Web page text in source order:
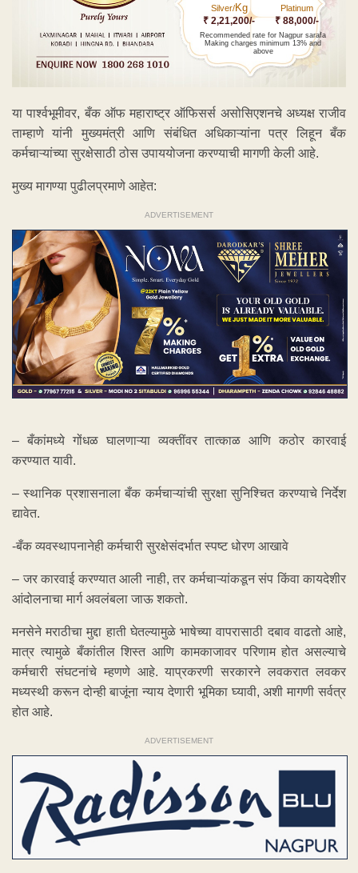
Silver/Kg
₹ 2,21,200/-
Platinum
₹ 88,000/-
Recommended rate for Nagpur sarafa
Making charges minimum 13% and
above
या पार्श्वभूमीवर, बँक ऑफ महाराष्ट्र ऑफिसर्स असोसिएशनचे अध्यक्ष राजीव
ताम्हाणे यांनी मुख्यमंत्री आणि संबंधित अधिकाऱ्यांना पत्र लिहून बँक
कर्मचाऱ्यांच्या सुरक्षेसाठी ठोस उपाययोजना करण्याची मागणी केली आहे.
मुख्य मागण्या पुढीलप्रमाणे आहेत:
ADVERTISEMENT
– बँकांमध्ये गोंधळ घालणाऱ्या व्यक्तींवर तात्काळ आणि कठोर कारवाई
करण्यात यावी.
– स्थानिक प्रशासनाला बँक कर्मचाऱ्यांची सुरक्षा सुनिश्चित करण्याचे निर्देश
द्यावेत.
-बँक व्यवस्थापनानेही कर्मचारी सुरक्षेसंदर्भात स्पष्ट धोरण आखावे
– जर कारवाई करण्यात आली नाही, तर कर्मचाऱ्यांकडून संप किंवा कायदेशीर
आंदोलनाचा मार्ग अवलंबला जाऊ शकतो.
मनसेने मराठीचा मुद्दा हाती घेतल्यामुळे भाषेच्या वापरासाठी दबाव वाढतो आहे,
मात्र त्यामुळे बँकांतील शिस्त आणि कामकाजावर परिणाम होत असल्याचे
कर्मचारी संघटनांचे म्हणणे आहे. याप्रकरणी सरकारने लवकरात लवकर
मध्यस्थी करून दोन्ही बाजूंना न्याय देणारी भूमिका घ्यावी, अशी मागणी सर्वत्र
होत आहे.
ADVERTISEMENT